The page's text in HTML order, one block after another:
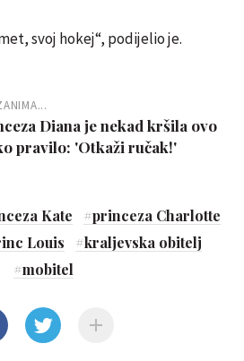
svoj hokej“, podijelio je.
Diana je nekad kršila ovo
pravilo: 'Otkaži ručak!'
Kate #princeza Charlotte
Louis #kraljevska obitelj
#mobitel